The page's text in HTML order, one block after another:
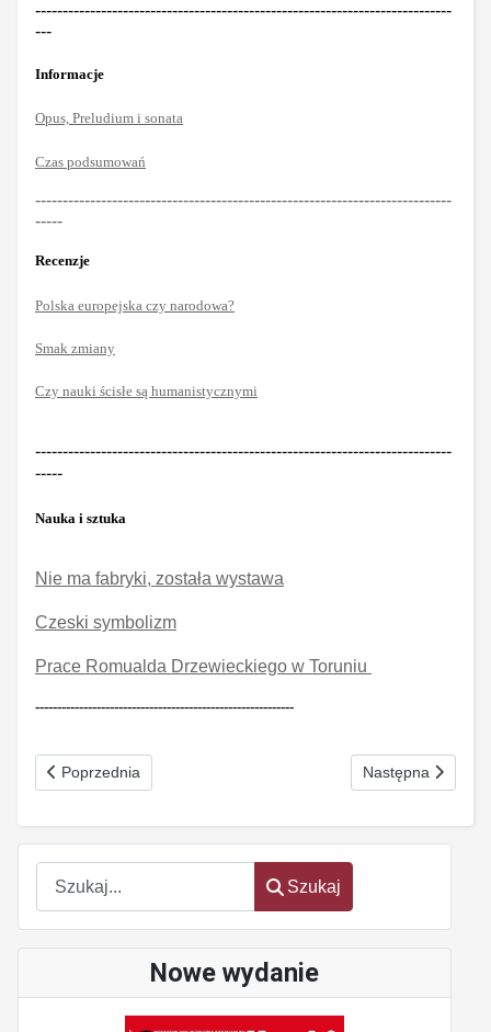
Szukaj
Szukaj
Nowe wydanie
----------------------------------------------------------------------------
---
Informacje
Opus, Preludium i sonata
Czas podsumowań
----------------------------------------------------------------------------
-----
Recenzje
Polska europejska czy narodowa?
Smak zmiany
Czy nauki ścisłe są humanistycznymi
----------------------------------------------------------------------------
-----
Nauka i sztuka
Nie ma fabryki, została wystawa
Czeski symbolizm
Prace Romualda Drzewieckiego w Toruniu
-----------------------------------------------------------
Poprzednia strona: Degrengolada elit Nr 6-7(191) czerwiec-
Poprzednia Następna strona:
Następna